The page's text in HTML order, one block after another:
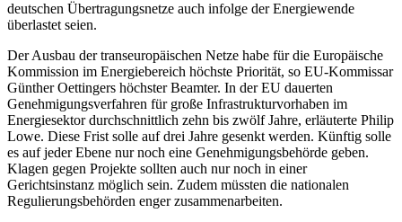
deutschen Übertragungsnetze auch infolge der Energiewende
überlastet seien.
Der Ausbau der transeuropäischen Netze habe für die Europäische
Kommission im Energiebereich höchste Priorität, so EU-Kommissar
Günther Oettingers höchster Beamter. In der EU dauerten
Genehmigungsverfahren für große Infrastrukturvorhaben im
Energiesektor durchschnittlich zehn bis zwölf Jahre, erläuterte Philip
Lowe. Diese Frist solle auf drei Jahre gesenkt werden. Künftig solle
es auf jeder Ebene nur noch eine Genehmigungsbehörde geben.
Klagen gegen Projekte sollten auch nur noch in einer
Gerichtsinstanz möglich sein. Zudem müssten die nationalen
Regulierungsbehörden enger zusammenarbeiten.